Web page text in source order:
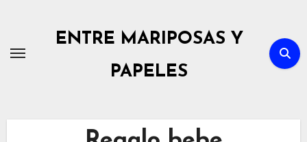
contenido
ENTRE MARIPOSAS Y
PAPELES